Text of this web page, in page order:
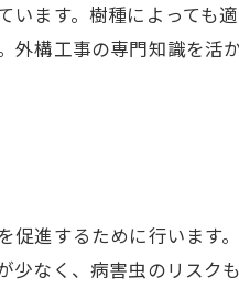
ます。樹種によっても
構工事の専門知識を活
進するために行います
なく、病害虫のリスク